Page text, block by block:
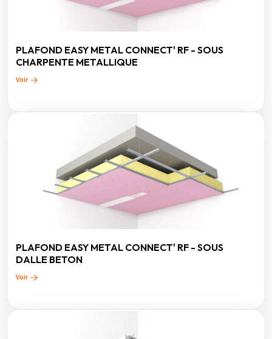
PLAFOND EASY METAL CONNECT' RF - SOUS
CHARPENTE METALLIQUE
Voir
PLAFOND EASY METAL CONNECT' RF - SOUS
DALLE BETON
Voir